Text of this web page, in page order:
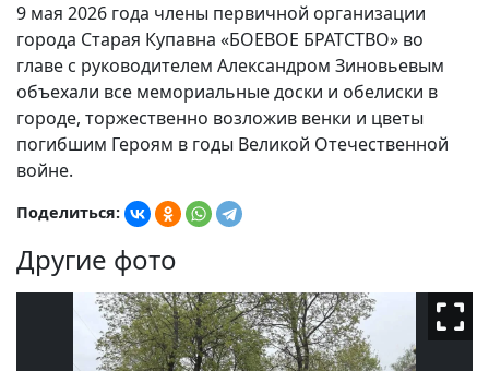
9 мая 2026 года члены первичной организации
города Старая Купавна «БОЕВОЕ БРАТСТВО» во
главе с руководителем Александром Зиновьевым
объехали все мемориальные доски и обелиски в
городе, торжественно возложив венки и цветы
погибшим Героям в годы Великой Отечественной
войне.
Поделиться:
Другие фото